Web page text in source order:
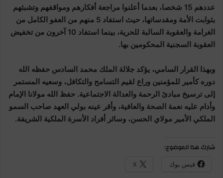
عددهم 15 شخصا، بعدما أعلنوا مراجعة أفكارهم ومواقفهم وتشبثهم
بثوابت الأمة ومقدساتها، حيث استفاد 5 منهم من العفو الكامل من
الغرامة والعقوبة السالبة للحرية، بينما استفاد 10 آخرون من تخفيض
العقوبة السجنية المحكومين بها.
وبهذا القرار السامي، يؤكد جلالة الملك محمد السادس حفظه الله
دوره كأمير للمؤمنين وراع لقيم التسامح والتكافل، وسعيه المستمر
إلى ترسيخ مبادئ الرحمة والعدالة الاجتماعية. حفظ الله مولانا الإمام
وأدام عليه نعمة الصحة والعافية، وأقر عينه بولي العهد صاحب السمو
الملكي الأمير مولاي الحسن، وسائر أفراد الأسرة الملكية الشريفة.
شارك هذا الموضوع:
فيس بوك X